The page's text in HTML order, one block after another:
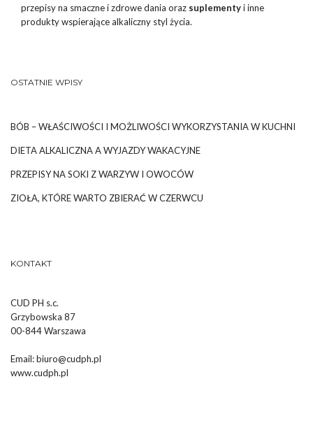
przepisy na smaczne i zdrowe dania oraz suplementyi inne
produkty wspierające alkaliczny styl życia.
OSTATNIE WPISY
BÓB – WŁAŚCIWOŚCI I MOŻLIWOŚCI WYKORZYSTANIA W KUCHNI
DIETA ALKALICZNA A WYJAZDY WAKACYJNE
PRZEPISY NA SOKI Z WARZYW I OWOCÓW
ZIOŁA, KTÓRE WARTO ZBIERAĆ W CZERWCU
KONTAKT
CUD PH s.c.
Grzybowska 87
00-844 Warszawa
Email:biuro@cudph.pl
www.cudph.pl